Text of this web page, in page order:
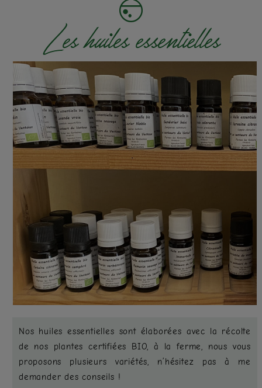
Les huiles essentielles
Nos huiles essentielles sont élaborées avec la récolte
de nos plantes certifiées BIO, à la ferme, nous vous
proposons plusieurs variétés, n’hésitez pas à me
demander des conseils !